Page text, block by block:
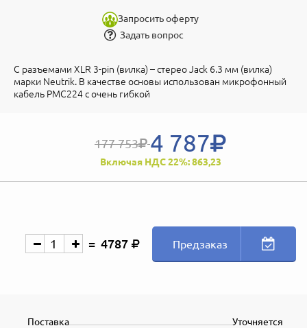
Запросить оферту
Задать вопрос
С разъемами XLR 3-pin (вилка) – стерео Jack 6.3 мм (вилка)
марки Neutrik. В качестве основы использован микрофонный
кабель PMC224 с очень гибкой
177 753 4 787
Включая НДС 22%: 863,23
4787 Предзаказ
Уточняется
Поставка